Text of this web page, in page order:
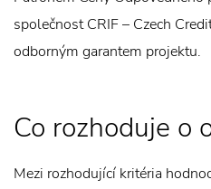
společnost CRIF – Czech
odborným garantem projektu.
Co rozhoduje o
Mezi rozhodující kritéria